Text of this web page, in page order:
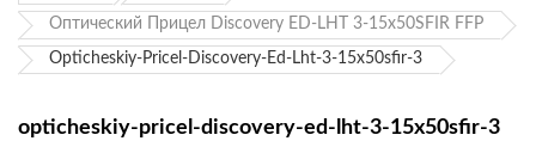
Оптический Прицел Discovery ED-LHT 3-15x50SFIR FFP
Opticheskiy-Pricel-Discovery-Ed-Lht-3-15x50sfir-3
opticheskiy-pricel-discovery-ed-lht-3-15x50sfir-3